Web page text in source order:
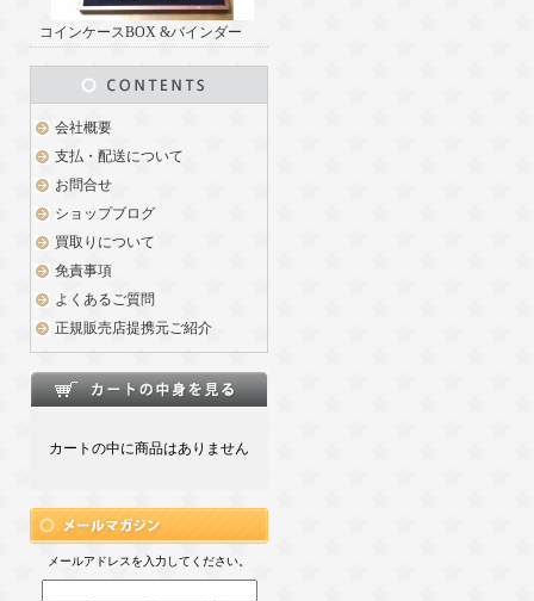
コインケースBOX &バインダー
会社概要
支払・配送について
お問合せ
ショップブログ
買取りについて
免責事項
よくあるご質問
正規販売店提携元ご紹介
カートの中に商品はありません
メールアドレスを入力してください。